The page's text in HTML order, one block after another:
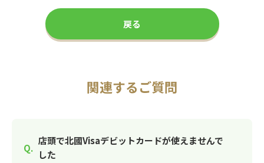
戻る
関連するご質問
店頭で北國Visaデビットカードが使えませんで
した